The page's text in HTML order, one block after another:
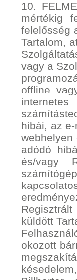
10.
mértékig
felelősség
Tartalom,
vagy a
offline
internetes
hibái, az
webhelyen
adódó
és/vagy
küldött
okozott